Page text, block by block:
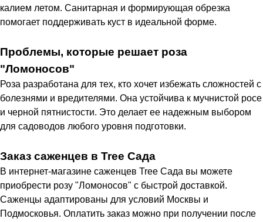
калием летом. Санитарная и формирующая обрезка
помогает поддерживать куст в идеальной форме.
Проблемы, которые решает роза
"Ломоносов"
Роза разработана для тех, кто хочет избежать сложностей с
болезнями и вредителями. Она устойчива к мучнистой росе
и черной пятнистости. Это делает ее надежным выбором
для садоводов любого уровня подготовки.
Заказ саженцев в Tree Сада
В интернет-магазине саженцев Tree Сада вы можете
приобрести розу "Ломоносов" с быстрой доставкой.
Саженцы адаптированы для условий Москвы и
Подмосковья. Оплатить заказ можно при получении после